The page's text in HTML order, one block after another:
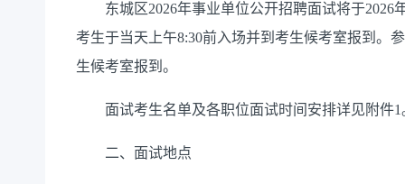
东城区2026年事业单位公开招聘面试将于2026
考生于当天上午8:30前入场并到考生候考室报到。
生候考室报到。
面试考生名单及各职位面试时间安排详见附件1
二、面试地点